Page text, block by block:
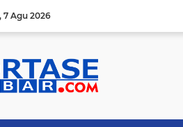
7 Agu 2026